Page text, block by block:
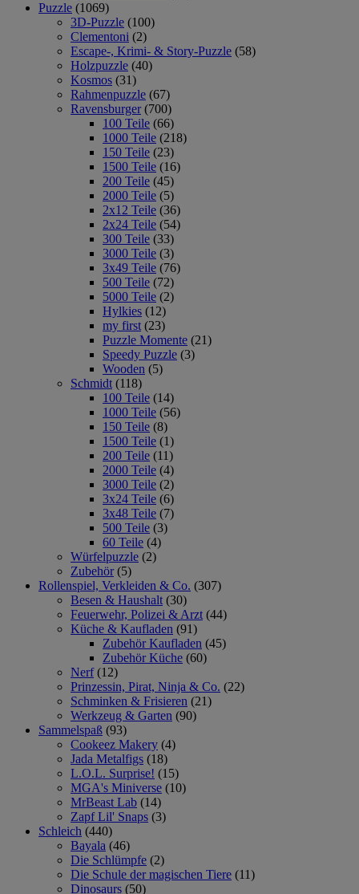
Puzzle (1069)
3D-Puzzle (100)
Clementoni (2)
Escape-, Krimi- & Story-Puzzle (58)
Holzpuzzle (40)
Kosmos (31)
Rahmenpuzzle (67)
Ravensburger (700)
100 Teile (66)
1000 Teile (218)
150 Teile (23)
1500 Teile (16)
200 Teile (45)
2000 Teile (5)
2x12 Teile (36)
2x24 Teile (54)
300 Teile (33)
3000 Teile (3)
3x49 Teile (76)
500 Teile (72)
5000 Teile (2)
Hylkies (12)
my first (23)
Puzzle Momente (21)
Speedy Puzzle (3)
Wooden (5)
Schmidt (118)
100 Teile (14)
1000 Teile (56)
150 Teile (8)
1500 Teile (1)
200 Teile (11)
2000 Teile (4)
3000 Teile (2)
3x24 Teile (6)
3x48 Teile (7)
500 Teile (3)
60 Teile (4)
Würfelpuzzle (2)
Zubehör (5)
Rollenspiel, Verkleiden & Co. (307)
Besen & Haushalt (30)
Feuerwehr, Polizei & Arzt (44)
Küche & Kaufladen (91)
Zubehör Kaufladen (45)
Zubehör Küche (60)
Nerf (12)
Prinzessin, Pirat, Ninja & Co. (22)
Schminken & Frisieren (21)
Werkzeug & Garten (90)
Sammelspaß (93)
Cookeez Makery (4)
Jada Metalfigs (18)
L.O.L. Surprise! (15)
MGA's Miniverse (10)
MrBeast Lab (14)
Zapf Lil' Snaps (3)
Schleich (440)
Bayala (46)
Die Schlümpfe (2)
Die Schule der magischen Tiere (11)
Dinosaurs (50)